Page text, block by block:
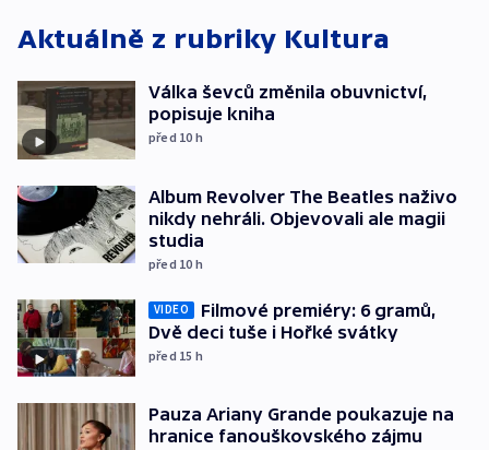
Aktuálně z rubriky Kultura
Válka ševců změnila obuvnictví,
popisuje kniha
před 10 h
Album Revolver The Beatles naživo
nikdy nehráli. Objevovali ale magii
studia
před 10 h
VIDEO
Filmové premiéry: 6 gramů,
Dvě deci tuše i Hořké svátky
před 15 h
Pauza Ariany Grande poukazuje na
hranice fanouškovského zájmu